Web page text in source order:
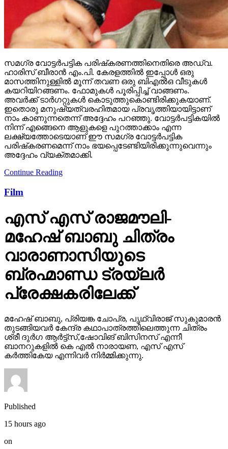
സമഗ്ര വോട്ടര്‍പട്ടിക പരിഷ്‌കരണത്തിനെതിരെ അഡ്വ.
ഹാരിസ് ബീരാന്‍ എം.പി. കേരളത്തില്‍ ഇപ്പോള്‍ ഒരു
മാസത്തിനുള്ളില്‍ മൂന്ന് തവണ ഒരു ബിഎല്‍ഒ വീടുകള്‍
കയറിയിറങ്ങണം. ഫോമുകള്‍ പൂരിപ്പിച്ച് വാങ്ങണം.
അവര്‍ക്ക് ടാര്‍ഗറ്റുകള്‍ കൊടുത്തുകൊണ്ടിരിക്കുകയാണ്.
ഇതൊരു മനുഷ്യത്വരഹിതമായ പ്രവൃത്തിയായിട്ടാണ്
നാം കാണുന്നതെന്ന് അദ്ദേഹം പറഞ്ഞു. വോട്ടര്‍പട്ടികയില്‍
നിന്ന് എങ്ങെനെ ആളുകളെ പുറത്താക്കാം എന്ന
ലക്ഷ്യത്തോടെയാണ് ഈ സമഗ്ര വോട്ടര്‍പട്ടിക
പരിഷ്‌കരണമെന്ന് നാം ഭയപ്പെടേണ്ടിയിരിക്കുന്നുവെന്നും
അദ്ദേഹം വ്യക്തമാക്കി.
Continue Reading
Film
എസ് എസ് രാജമൗലി-
മഹേഷ് ബാബു ചിത്രം
വാരാണാസിയുടെ
ബ്രഹ്മാണ്ഡ ട്രയ്ലർ
പ്രേക്ഷകരിലേക്ക്
മഹേഷ് ബാബു, പ്രിയങ്ക ചോപ്ര, പൃഥ്വിരാജ് സുകുമാരൻ
തുടങ്ങിയവർ കേന്ദ്ര കഥാപാത്രത്തിലെത്തുന്ന ചിത്രം
ശ്രീ ദുർഗ ആർട്ട്സ്,ഷോവിങ് ബിസിനസ് എന്നീ
ബാനറുകളിൽ കെ എൽ നാരായണ, എസ് എസ്
കർത്തികേയ എന്നിവർ നിർമ്മിക്കുന്നു.
Published
15 hours ago
on